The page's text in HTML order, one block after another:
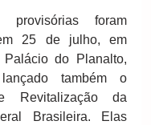
provisórias foram
25 de julho, em
do Planalto,
também o
Revitalização da
Brasileira. Elas